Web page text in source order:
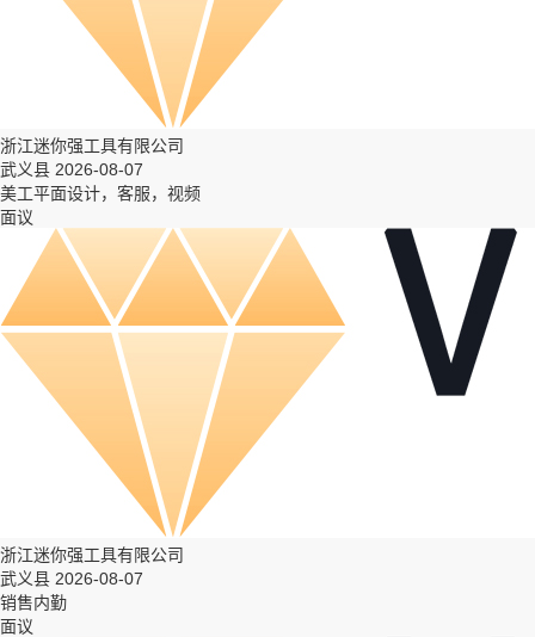
浙江迷你强工具有限公司
武义县 2026-08-07
美工平面设计，客服，视频
面议
浙江迷你强工具有限公司
武义县 2026-08-07
销售内勤
面议